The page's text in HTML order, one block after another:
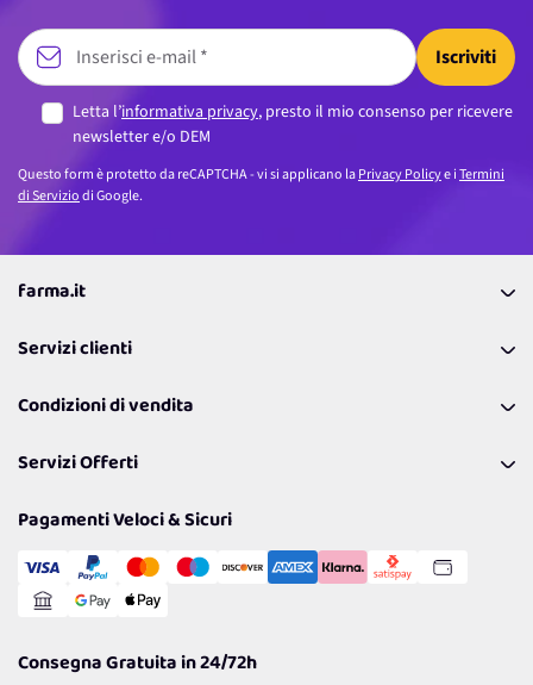
Iscriviti
Letta l’informativa privacy, presto il mio consenso per ricevere
newsletter e/o DEM
Questo form è protetto da reCAPTCHA - vi si applicano laPrivacy Policye iTermini
di Serviziodi Google.
farma.it
Coupon
Lavora con noi
Politiche per la parità di genere
Servizi clienti
Richiamami
Resi
Condizioni di vendita
Spedizioni
Cookie Policy
Gestisci Cookie
Servizi Offerti
Reso Facile e Veloce
Pagamenti Veloci & Sicuri
Consegna Gratuita in 24/72h